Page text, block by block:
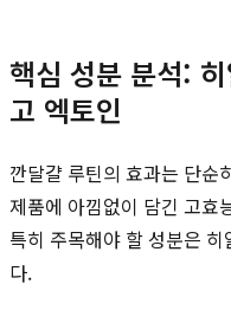
핵심 성분 분석:
고 엑토인
깐달걀 루틴의 효과는 단순
제품에 아낌없이 담긴 고효
특히 주목해야 할 성분은
다.